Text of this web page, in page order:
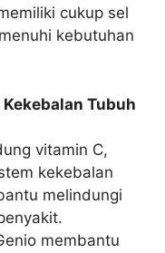
cukup sel
kebutuhan
Tubuh
vitamin C,
kekebalan
melindungi
membantu